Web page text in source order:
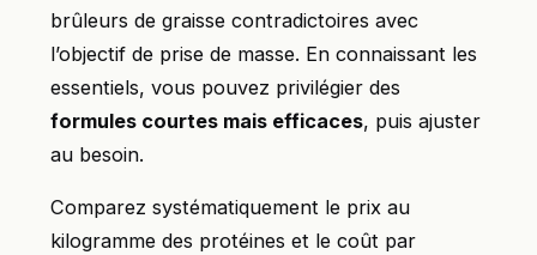
brûleurs de graisse contradictoires avec
l’objectif de prise de masse. En connaissant les
essentiels, vous pouvez privilégier des
formules courtes mais efficaces, puis ajuster
au besoin.
Comparez systématiquement le prix au
kilogramme des protéines et le coût par